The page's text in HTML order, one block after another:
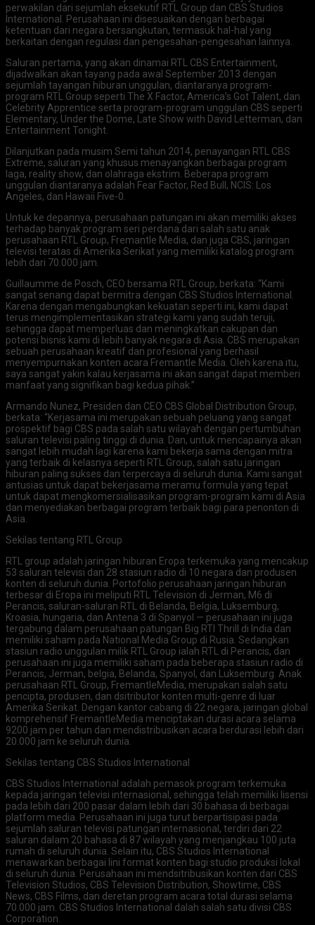
perwakilan dari sejumlah eksekutif RTL Group dan CBS Studios
International. Perusahaan ini disesuaikan dengan berbagai
ketentuan dari negara bersangkutan, termasuk hal-hal yang
berkaitan dengan regulasi dan pengesahan-pengesahan lainnya.
Saluran pertama, yang akan dinamai RTL CBS Entertainment,
dijadwalkan akan tayang pada awal September 2013 dengan
sejumlah tayangan hiburan unggulan, diantaranya program-
program RTL Group seperti The X Factor, America’s Got Talent, dan
Celebrity Apprentice serta program-program unggulan CBS seperti
Elementary, Under the Dome, Late Show with David Letterman, dan
Entertainment Tonight.
Dilanjutkan pada musim Semi tahun 2014, penayangan RTL CBS
Extreme, saluran yang khusus menayangkan berbagai program
laga, reality show, dan olahraga ekstrim. Beberapa program
unggulan diantaranya adalah Fear Factor, Red Bull, NCIS: Los
Angeles, dan Hawaii Five-0.
Untuk ke depannya, perusahaan patungan ini akan memiliki akses
terhadap banyak program seri perdana dari salah satu anak
perusahaan RTL Group, Fremantle Media, dan juga CBS, jaringan
televisi teratas di Amerika Serikat yang memiliki katalog program
lebih dari 70.000 jam.
Guillaumme de Posch, CEO bersama RTL Group, berkata: “Kami
sangat senang dapat bermitra dengan CBS Studios International.
Karena dengan mengabungkan kekuatan seperti ini, kami dapat
terus mengimplementasikan strategi kami yang sudah teruji,
sehingga dapat memperluas dan meningkatkan cakupan dan
potensi bisnis kami di lebih banyak negara di Asia. CBS merupakan
sebuah perusahaan kreatif dan profesional yang berhasil
menyempurnakan konten acara Fremantle Media. Oleh karena itu,
saya sangat yakin kalau kerjasama ini akan sangat dapat memberi
manfaat yang signifikan bagi kedua pihak.”
Armando Nunez, Presiden dan CEO CBS Global Distribution Group,
berkata: “Kerjasama ini merupakan sebuah peluang yang sangat
prospektif bagi CBS pada salah satu wilayah dengan pertumbuhan
saluran televisi paling tinggi di dunia. Dan, untuk mencapainya akan
sangat lebih mudah lagi karena kami bekerja sama dengan mitra
yang terbaik di kelasnya seperti RTL Group, salah satu jaringan
hiburan paling sukses dan terpercaya di seluruh dunia. Kami sangat
antusias untuk dapat bekerjasama meramu formula yang tepat
untuk dapat mengkomersialisasikan program-program kami di Asia
dan menyediakan berbagai program terbaik bagi para penonton di
Asia.
Sekilas tentang RTL Group
RTL group adalah jaringan hiburan Eropa terkemuka yang mencakup
53 saluran televisi dan 28 stasiun radio di 10 negara dan produsen
konten di seluruh dunia. Portofolio perusahaan jaringan hiburan
terbesar di Eropa ini meliputi RTL Television di Jerman, M6 di
Perancis, saluran-saluran RTL di Belanda, Belgia, Luksemburg,
Kroasia, hungaria, dan Antena 3 di Spanyol — perusahaan ini juga
tergabung dalam perusahaan patungan Big RTl Thrill di India dan
memiliki saham pada National Media Group di Rusia. Sedangkan
stasiun radio unggulan milik RTL Group ialah RTL di Perancis, dan
perusahaan ini juga memiliki saham pada beberapa stasiun radio di
Perancis, Jerman, belgia, Belanda, Spanyol, dan Luksemburg. Anak
perusahaan RTL Group, FremantleMedia, merupakan salah satu
pencipta, produsen, dan dsitributor konten multi-genre di luar
Amerika Serikat. Dengan kantor cabang di 22 negara, jaringan global
komprehensif FremantleMedia menciptakan durasi acara selama
9200 jam per tahun dan mendistribusikan acara berdurasi lebih dari
20.000 jam ke seluruh dunia.
Sekilas tentang CBS Studios International
CBS Studios International adalah pemasok program terkemuka
kepada jaringan televisi internasional, sehingga telah memiliki lisensi
pada lebih dari 200 pasar dalam lebih dari 30 bahasa di berbagai
platform media. Perusahaan ini juga turut berpartisipasi pada
sejumlah saluran televisi patungan internasional, terdiri dari 22
saluran dalam 20 bahasa di 87 wilayah yang menjangkau 100 juta
rumah di seluruh dunia. Selain itu, CBS Studios International
menawarkan berbagai lini format konten bagi studio produksi lokal
di seluruh dunia. Perusahaan ini mendsitribusikan konten dari CBS
Television Studios, CBS Television Distribution, Showtime, CBS
News, CBS Films, dan deretan program acara total durasi selama
70.000 jam. CBS Studios International dalah salah satu divisi CBS
Corporation.